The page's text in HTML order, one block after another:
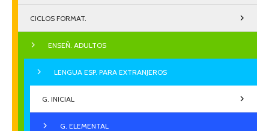
CICLOS FORMAT.
ENSEÑ. ADULTOS
LENGUA ESP. PARA EXTRANJEROS
G. INICIAL
G. ELEMENTAL